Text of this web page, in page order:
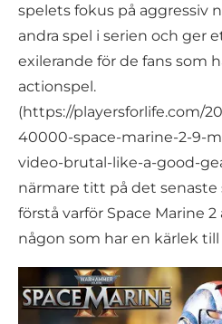
spelets fokus på aggressiv
andra spel i serien och ger
exilerande för de fans som
actionspel.
(https://playersforlife.com/
40000-space-marine-2-9-
video-brutal-like-a-good-
närmare titt på det
förstå varför Space Marine
någon som har en kärlek